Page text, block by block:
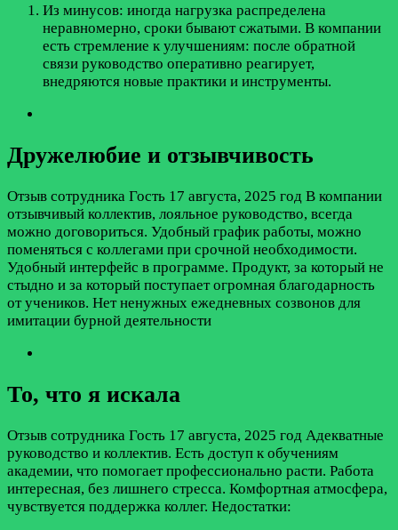
Из минусов: иногда нагрузка распределена
неравномерно, сроки бывают сжатыми. В компании
есть стремление к улучшениям: после обратной
связи руководство оперативно реагирует,
внедряются новые практики и инструменты.
Дружелюбие и отзывчивость
Отзыв сотрудника Гость 17 августа, 2025 год В компании
отзывчивый коллектив, лояльное руководство, всегда
можно договориться. Удобный график работы, можно
поменяться с коллегами при срочной необходимости.
Удобный интерфейс в программе. Продукт, за который не
стыдно и за который поступает огромная благодарность
от учеников. Нет ненужных ежедневных созвонов для
имитации бурной деятельности
То, что я искала
Отзыв сотрудника Гость 17 августа, 2025 год Адекватные
руководство и коллектив. Есть доступ к обучениям
академии, что помогает профессионально расти. Работа
интересная, без лишнего стресса. Комфортная атмосфера,
чувствуется поддержка коллег. Недостатки: